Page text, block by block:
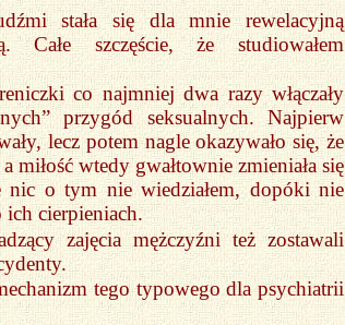
stała się dla mnie rewelacyjną
Całe szczęście, że studiowałem
co najmniej dwa razy włączały
przygód seksualnych. Najpierw
lecz potem nagle okazywało się, że
miłość wtedy gwałtownie zmieniała się
nic o tym nie wiedziałem, dopóki nie
ich cierpieniach.
zajęcia mężczyźni też zostawali
tego typowego dla psychiatrii